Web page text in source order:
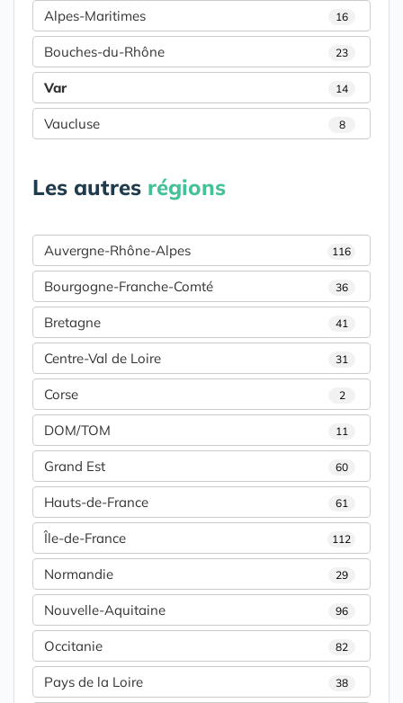
Alpes-Maritimes 16
Bouches-du-Rhône 23
Var 14
Vaucluse 8
Les autres régions
Auvergne-Rhône-Alpes 116
Bourgogne-Franche-Comté 36
Bretagne 41
Centre-Val de Loire 31
Corse 2
DOM/TOM 11
Grand Est 60
Hauts-de-France 61
Île-de-France 112
Normandie 29
Nouvelle-Aquitaine 96
Occitanie 82
Pays de la Loire 38